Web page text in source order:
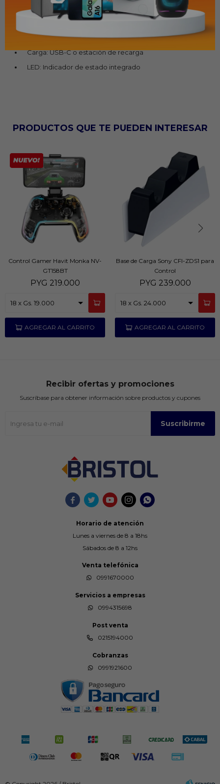
Interfaz: Jack de audio 3,5 mm
Botón Crear: Sí
Batería: 1.560 mAh
Carga: USB-C o estación de recarga
LED: Indicador de estado integrado
PRODUCTOS QUE TE PUEDEN INTERESAR
Control Gamer Havit Monka NV-
GT158BT
PYG 219.000
Base de Carga Sony CFI-ZDS1 para
Control
PYG 239.000
    
Horario de atención
Lunes a viernes de 8 a 18hs
Sábados de 8 a 12hs
Venta telefónica
0991670000
Servicios a empresas
0994315698
Post venta
0215194000
Cobranzas
0991921600
Recibir ofertas y promociones
Suscríbase para obtener información sobre productos y cupones
Suscribirme